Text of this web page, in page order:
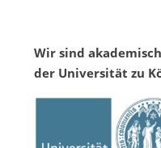
Wir sind
der Universität zu